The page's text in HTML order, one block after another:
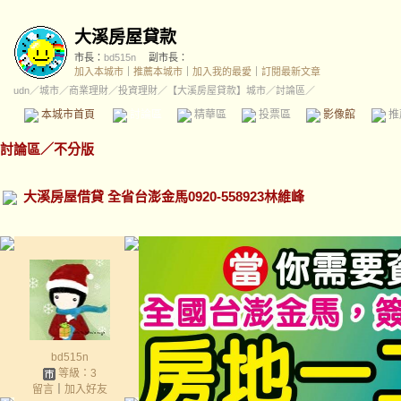
大溪房屋貸款
市長： bd515n
副市長：
加入本城市
推薦本城市 加入我的最愛
訂閱最新文章
udn／城市／商業理財／投資理財／ 【大溪房屋貸款】城市／討論區／
本城市首頁 精華區 投票區 影像館
討論區／不分版
大溪房屋借貸 全省台澎金馬0920-558923林維峰
bd515n
等級：3
留言｜ 加入好友